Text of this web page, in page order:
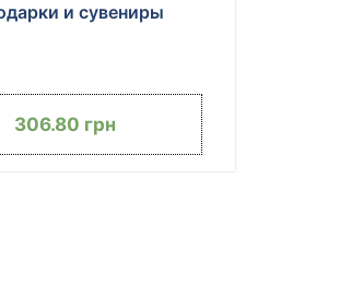
и сувениры
306.80 грн